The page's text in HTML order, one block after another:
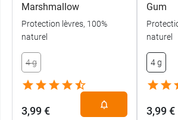
Marshmallow
Protection lèvres, 100%
naturel
4 g
3,99 €
Gum
naturel
4 g
3,99 €